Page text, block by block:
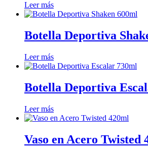
Leer más
Botella Deportiva
Leer más
Botella Deportiva
Leer más
Vaso en Acero Twisted